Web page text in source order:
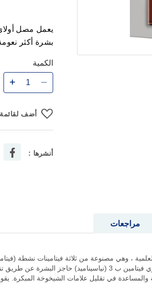
يعمل مصل
بشرة أكثر
الكمية
أضف
أنشرها :
الخارجية والداخلية للحصول على بشرة أكثر صحة. يقوي
والمساعدة في تقليل علامات الشيخوخة المبكرة.
مراجعات